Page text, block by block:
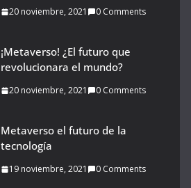
20 noviembre, 2021 0 Comments
¡Metaverso! ¿El futuro que
revolucionara el mundo?
20 noviembre, 2021 0 Comments
Metaverso el futuro de la
tecnología
19 noviembre, 2021 0 Comments